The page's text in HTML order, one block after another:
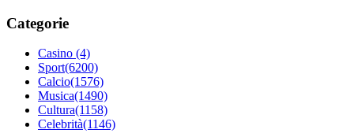
Categorie
Casino (4)
Sport(6200)
Calcio(1576)
Musica(1490)
Cultura(1158)
Celebrità(1146)